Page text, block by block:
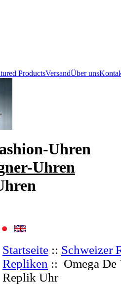
ProductsVersandÜber uns
Uhren
Uhren
Startseite :: Schweizer
Repliken :: Omega
Replik Uhr